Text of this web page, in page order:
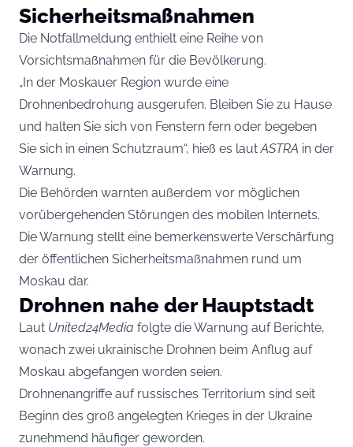
Sicherheitsmaßnahmen
Die Notfallmeldung enthielt eine Reihe von
Vorsichtsmaßnahmen für die Bevölkerung.
„In der Moskauer Region wurde eine
Drohnenbedrohung ausgerufen. Bleiben Sie zu Hause
und halten Sie sich von Fenstern fern oder begeben
Sie sich in einen Schutzraum“, hieß es lautASTRA in der
Warnung.
Die Behörden warnten außerdem vor möglichen
vorübergehenden Störungen des mobilen Internets.
Die Warnung stellt eine bemerkenswerte Verschärfung
der öffentlichen Sicherheitsmaßnahmen rund um
Moskau dar.
Drohnen nahe der Hauptstadt
Laut United24Media folgte die Warnung auf Berichte,
wonach zwei ukrainische Drohnen beim Anflug auf
Moskau abgefangen worden seien.
Drohnenangriffe auf russisches Territorium sind seit
Beginn des groß angelegten Krieges in der Ukraine
zunehmend häufiger geworden.